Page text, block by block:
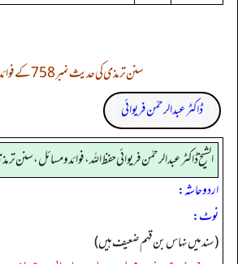
سنن ترمذی کی حدیث نمبر 758 کے فوائد و مسائل
ڈاکٹر عبدالرحمٰن فریوائی
الشیخ ڈاکٹر عبد الرحمٰن فریوائی حفظ اللہ، فوائد و مسائل، سنن
اردو حاشہ:
نوٹ:
(سند میں نہاس بن قہم ضعیف ہیں)